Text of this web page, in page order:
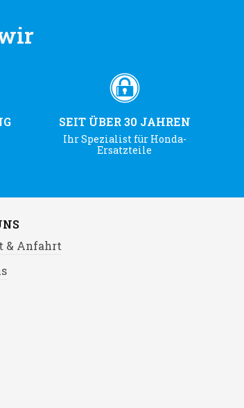
SEIT ÜBER 30 JAHREN
Ihr Spezialist für Honda-
Ersatzteile
& Anfahrt